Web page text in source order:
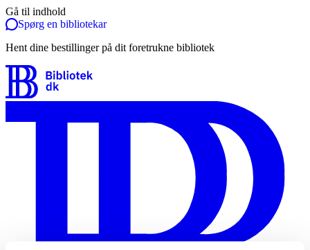
Gå til indhold
Spørg en bibliotekar
Hent dine bestillinger på dit foretrukne bibliotek